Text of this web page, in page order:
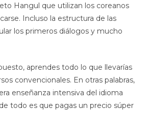
Hangul que utilizan los coreanos
Incluso la estructura de las
los primeros diálogos y mucho
aprendes todo lo que llevarías
convencionales. En otras palabras,
enseñanza intensiva del idioma
todo es que pagas un precio súper